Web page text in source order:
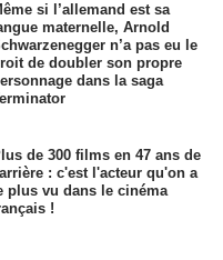
si l’allemand est sa
maternelle, Arnold
n’a pas eu le
de doubler son propre
dans la saga
de 300 films en 47 ans de
: c'est l'acteur qu'on a
plus vu dans le cinéma
!